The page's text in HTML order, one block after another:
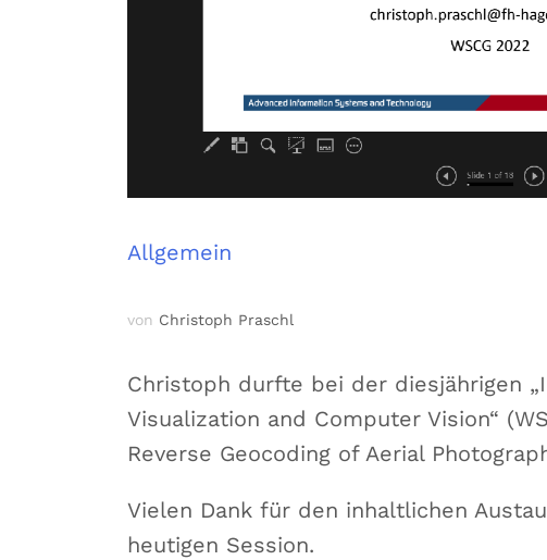
Allgemein
von Christoph Praschl
Christoph durfte bei der diesjährigen
Visualization and Computer Vision“
Reverse Geocoding of Aerial
Vielen Dank für den inhaltlichen
heutigen Session.